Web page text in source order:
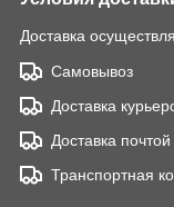
Доставка
Самовывоз
Доставка
Доставка почтой
Транспортная